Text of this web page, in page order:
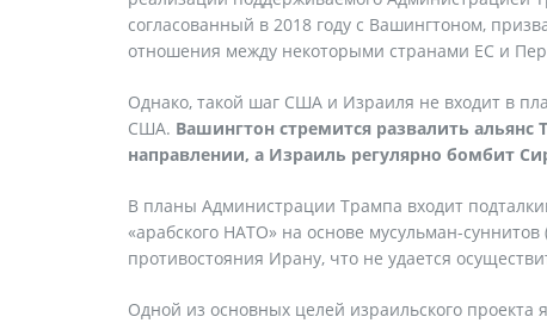
согласованный в 2018 году с Вашингтоном,
отношения между некоторыми странами ЕС и
Однако, такой шаг США и Израиля не входит в
США. Вашингтон стремится развалить
направлении, а Израиль регулярно бомбит
В планы Администрации Трампа входит
«арабского НАТО» на основе мусульман-
противостояния Ирану, что не удается
Одной из основных целей израильского проекта